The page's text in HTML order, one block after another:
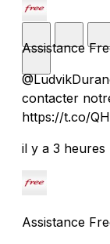
Assistance
contacter
https://t.co/
il y a 3 heures
Assistance